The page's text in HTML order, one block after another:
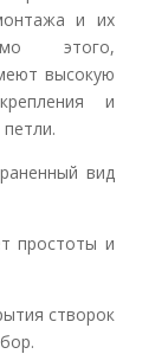
и их
этого,
высокую
и
вид
простоты и
створок